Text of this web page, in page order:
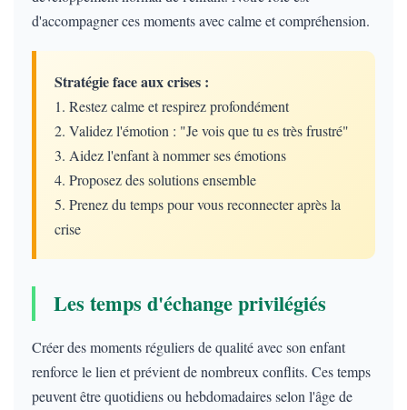
d'accompagner ces moments avec calme et compréhension.
Stratégie face aux crises :
1. Restez calme et respirez profondément
2. Validez l'émotion : "Je vois que tu es très frustré"
3. Aidez l'enfant à nommer ses émotions
4. Proposez des solutions ensemble
5. Prenez du temps pour vous reconnecter après la
crise
Les temps d'échange privilégiés
Créer des moments réguliers de qualité avec son enfant
renforce le lien et prévient de nombreux conflits. Ces temps
peuvent être quotidiens ou hebdomadaires selon l'âge de